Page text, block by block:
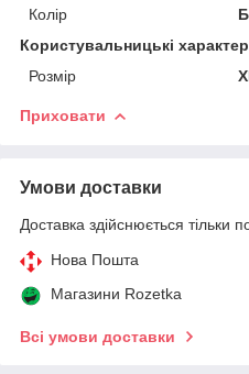
Колір
Користувальницькі
Розмір
Приховати
Умови доставки
Доставка здійснюється тільки
Нова Пошта
Магазини Rozetka
Всі умови доставки